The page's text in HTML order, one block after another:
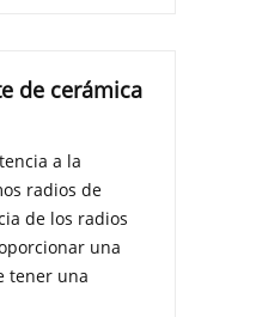
de cerámica
a la
radios de
de los radios
una
tener una